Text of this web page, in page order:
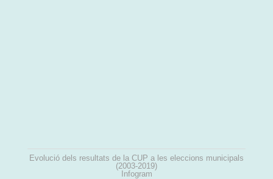
Evolució dels resultats de la CUP a les eleccions municipals
(2003-2019)
Infogram